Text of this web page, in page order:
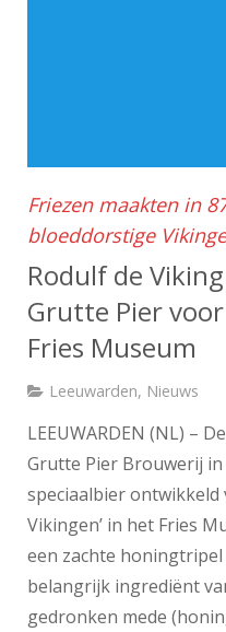
Friezen maakten in
bloeddorstige
Rodulf de
Grutte Pier
Fries Museum
Leeuwarden, Nieuws
LEEUWARDEN (NL) –
Grutte Pier Brouwerij
speciaalbier ontwikkeld
Vikingen’ in het Fries
een zachte honingtripel
belangrijk ingrediënt
gedronken mede